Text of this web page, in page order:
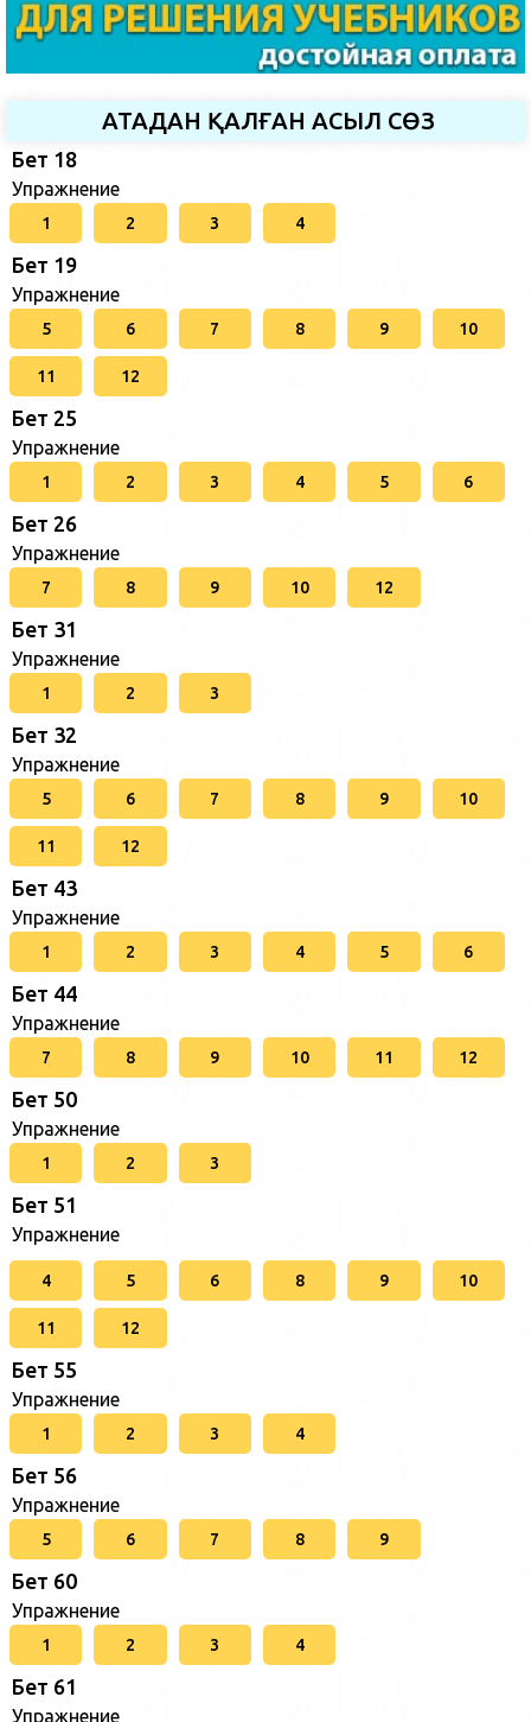
АТАДАН ҚАЛҒАН АСЫЛ СӨЗ
Бет 18
Упражнение
1 2 3 4
Бет 19
Упражнение
5 6 7 8 9 10
11 12
Бет 25
Упражнение
1 2 3 4 5 6
Бет 26
Упражнение
7 8 9 10 12
Бет 31
Упражнение
1 2 3
Бет 32
Упражнение
5 6 7 8 9 10
11 12
Бет 43
Упражнение
1 2 3 4 5 6
Бет 44
Упражнение
7 8 9 10 11 12
Бет 50
Упражнение
1 2 3
Бет 51
Упражнение
4 5 6 8 9 10
11 12
Бет 55
Упражнение
1 2 3 4
Бет 56
Упражнение
5 6 7 8 9
Бет 60
Упражнение
1 2 3 4
Бет 61
Упражнение